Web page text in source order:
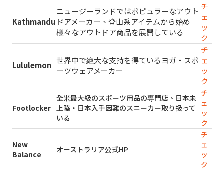
Kathmandu
ニュージーランドではポピュラーなアウト
ドアメーカー、登山系アイテムから始め
様々なアウトドア商品を展開している
チ
ェ
ッ
ク
Lululemon 世界中で絶大な支持を得ているヨガ・スポ
ーツウェアメーカー
チ
ェ
ッ
ク
Footlocker
全米最大級のスポーツ用品の専門店、日本未
上陸・日本入手困難のスニーカー取り扱って
いる
チ
ェ
ッ
ク
New
Balance
オーストラリア公式HP
チ
ェ
ッ
ク